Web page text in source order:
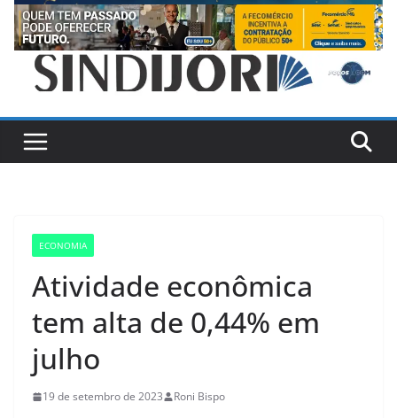
ECONOMIA
Atividade econômica
tem alta de 0,44% em
julho
19 de setembro de 2023 Roni Bispo